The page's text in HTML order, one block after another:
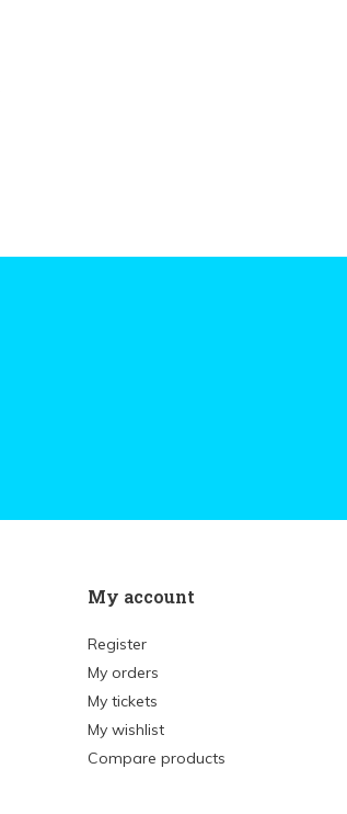
My account
Register
My orders
My tickets
My wishlist
Compare products